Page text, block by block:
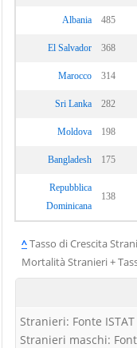
Albania 485
El Salvador 368
Marocco 314
Sri Lanka 282
Moldova 198
Bangladesh 175
Repubblica
Dominicana
138
^Tasso di Crescita
Mortalità Stranieri +
Stranieri: Fonte ISTAT
Stranieri maschi: